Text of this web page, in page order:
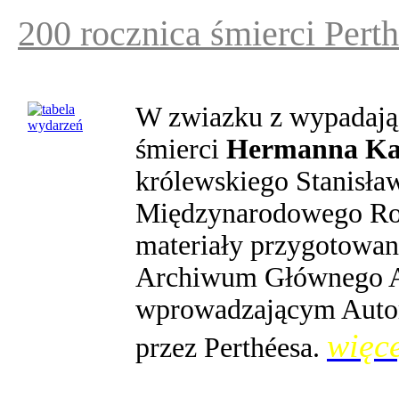
200 rocznica śmierci
W zwiazku z
śmierci Hermanna
królewskiego
Międzynarodowego
materiały
Archiwum Głównego
wprowadzającym
przez Perthéesa.